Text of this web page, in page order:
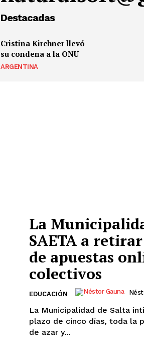
Destacadas
Cristina Kirchner llevó
su condena a la ONU
ARGENTINA
La
SAETA a
de apuestas
colectivos
EDUCACIÓN
La Municipalidad de Salta
plazo de cinco días, toda la
de azar y...